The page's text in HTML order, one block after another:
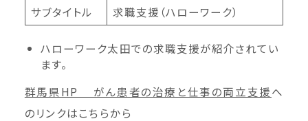
サブタイトル
求職支援（ハローワーク）
ハローワーク太田での求職支援が紹介されてい
ます。
群馬県HP がん患者の治療と仕事の両立支援へ
のリンクはこちらから